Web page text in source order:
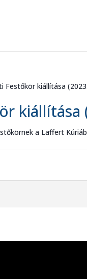
Festőkör kiállítása
kiállítása
a Laffert